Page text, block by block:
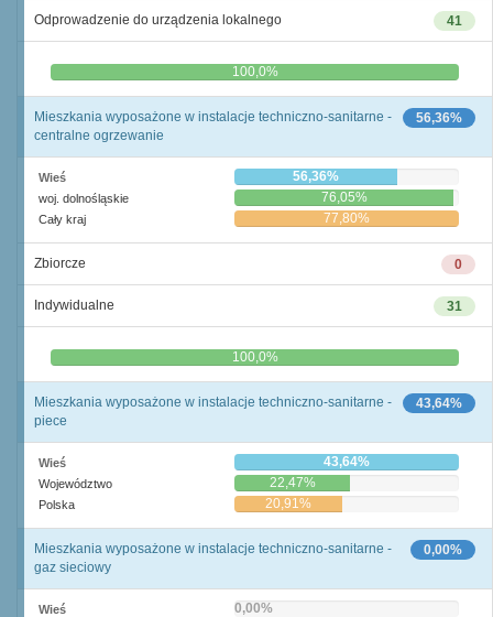
41
Odprowadzenie do urządzenia lokalnego
0,0% 100,0%
56,36%
Mieszkania wyposażone w instalacje techniczno-sanitarne -
centralne ogrzewanie
Wieś 56,36%
woj. dolnośląskie 76,05%
Cały kraj 77,80%
0
Zbiorcze
31
Indywidualne
0,0% 100,0%
43,64%
Mieszkania wyposażone w instalacje techniczno-sanitarne -
piece
Wieś 43,64%
Województwo 22,47%
Polska 20,91%
0,00%
Mieszkania wyposażone w instalacje techniczno-sanitarne -
gaz sieciowy
Wieś 0,00%